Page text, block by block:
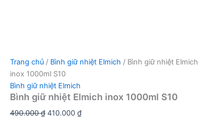
Trang chủ / Bình giữ nhiệt Elmich / Bình giữ nhiệt Elmich
inox 1000ml S10
Bình giữ nhiệt Elmich
Bình giữ nhiệt Elmich inox 1000ml S10
490.000₫ Giá
410.000 ₫Giá